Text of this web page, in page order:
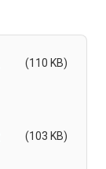
(110 KB)
(103 KB)